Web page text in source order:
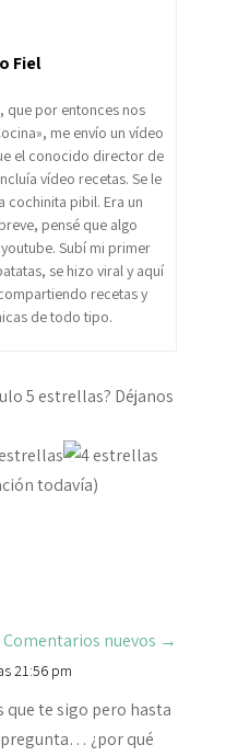
Fiel
que por entonces nos
me envío un vídeo
el conocido director de
vídeo recetas. Se le
cochinita pibil. Era un
pensé que algo
Subí mi primer
se hizo viral y aquí
recetas y
de todo tipo.
5 estrellas? Déjanos
todavía)
Comentarios nuevos →
21:56 pm
que te sigo pero hasta
¿por qué